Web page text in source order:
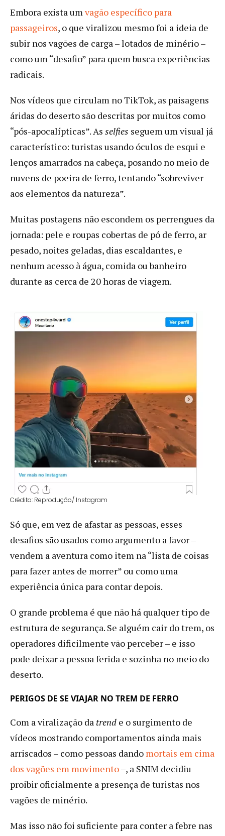
Embora exista umvagão específico para
passageiros, o que viralizou mesmo foi a ideia de
subir nos vagões de carga – lotados de minério –
como um “desafio” para quem busca experiências
radicais.
Nos vídeos que circulam no TikTok, as paisagens
áridas do deserto são descritas por muitos como
“pós-apocalípticas”. As selfies seguem um visual já
característico: turistas usando óculos de esqui e
lenços amarrados na cabeça, posando no meio de
nuvens de poeira de ferro, tentando “sobreviver
aos elementos da natureza”.
Muitas postagens não escondem os perrengues da
jornada: pele e roupas cobertas de pó de ferro, ar
pesado, noites geladas, dias escaldantes, e
nenhum acesso à água, comida ou banheiro
durante as cerca de 20 horas de viagem.
Crédito: Reprodução/ Instagram
Só que, em vez de afastar as pessoas, esses
desafios são usados como argumento a favor –
vendem a aventura como item na “lista de coisas
para fazer antes de morrer” ou como uma
experiência única para contar depois.
O grande problema é que não há qualquer tipo de
estrutura de segurança. Se alguém cair do trem, os
operadores dificilmente vão perceber – e isso
pode deixar a pessoa ferida e sozinha no meio do
deserto.
PERIGOS DE SE VIAJAR NO TREM DE FERRO
Com a viralização da trend e o surgimento de
vídeos mostrando comportamentos ainda mais
arriscados – como pessoas dando mortais em cima
dos vagões em movimento–, a SNIM decidiu
proibir oficialmente a presença de turistas nos
vagões de minério.
Mas isso não foi suficiente para conter a febre nas